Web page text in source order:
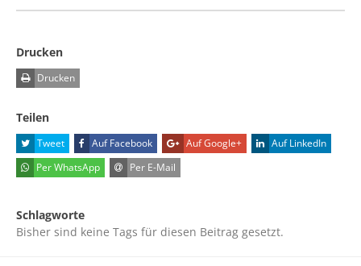
Drucken
Drucken
Teilen
Tweet Auf Facebook Auf Google+
Auf LinkedIn
Per WhatsApp
Per E-Mail
Schlagworte
Bisher sind keine Tags für diesen Beitrag gesetzt.